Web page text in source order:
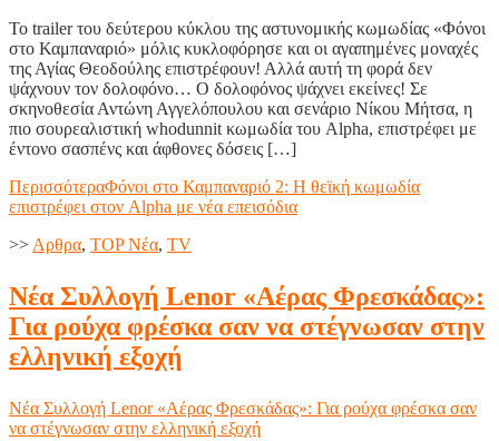
Το trailer του δεύτερου κύκλου της αστυνομικής κωμωδίας «Φόνοι
στο Καμπαναριό» μόλις κυκλοφόρησε και οι αγαπημένες μοναχές
της Αγίας Θεοδούλης επιστρέφουν! Αλλά αυτή τη φορά δεν
ψάχνουν τον δολοφόνο… Ο δολοφόνος ψάχνει εκείνες! Σε
σκηνοθεσία Αντώνη Αγγελόπουλου και σενάριο Νίκου Μήτσα, η
πιο σουρεαλιστική whodunnit κωμωδία του Alpha, επιστρέφει με
έντονο σασπένς και άφθονες δόσεις […]
ΠερισσότεραΦόνοι στο Καμπαναριό 2: Η θεϊκή κωμωδία
επιστρέφει στον Alpha με νέα επεισόδια
>>Aρθρα, TOP Nέα, TV
Νέα Συλλογή Lenor «Αέρας Φρεσκάδας»:
Για ρούχα φρέσκα σαν να στέγνωσαν στην
ελληνική εξοχή
Νέα Συλλογή Lenor «Αέρας Φρεσκάδας»: Για ρούχα φρέσκα σαν
να στέγνωσαν στην ελληνική εξοχή